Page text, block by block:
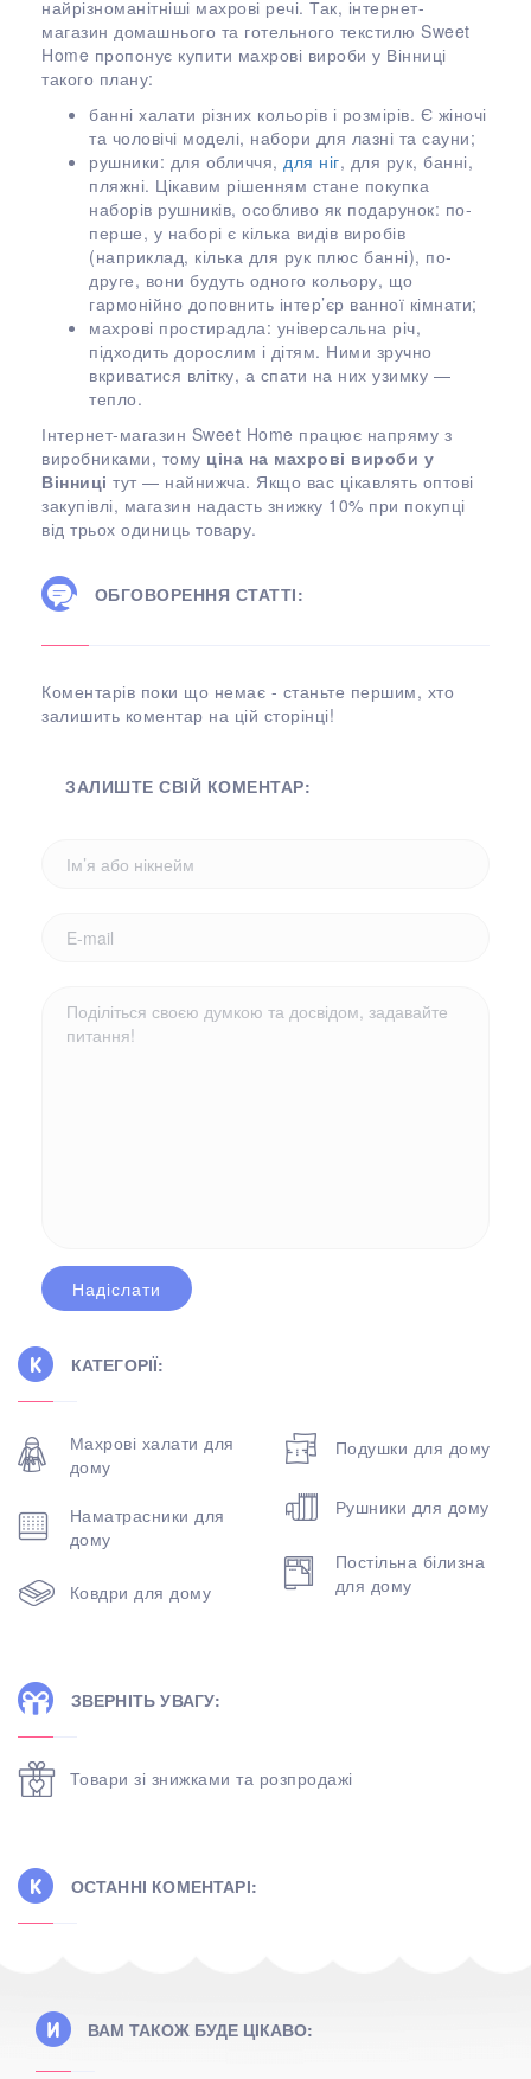
найрізноманітніші махрові речі. Так, інтернет-
магазин домашнього та готельного текстилю Sweet
Home пропонує купити махрові вироби у Вінниці
такого плану:
банні халати різних кольорів і розмірів. Є жіночі
та чоловічі моделі, набори для лазні та сауни;
рушники: для обличчя, для ніг, для рук, банні,
пляжні. Цікавим рішенням стане покупка
наборів рушників, особливо як подарунок: по-
перше, у наборі є кілька видів виробів
(наприклад, кілька для рук плюс банні), по-
друге, вони будуть одного кольору, що
гармонійно доповнить інтер’єр ванної кімнати;
махрові простирадла: універсальна річ,
підходить дорослим і дітям. Ними зручно
вкриватися влітку, а спати на них узимку —
тепло.
Інтернет-магазин Sweet Home працює напряму з
виробниками, тому ціна на махрові вироби у
Вінниці тут — найнижча. Якщо вас цікавлять оптові
закупівлі, магазин надасть знижку 10% при покупці
від трьох одиниць товару.
ОБГОВОРЕННЯ СТАТТІ:
Коментарів поки що немає - станьте першим, хто
залишить коментар на цій сторінці!
ЗАЛИШТЕ СВІЙ КОМЕНТАР:
КАТЕГОРІЇ:
Махрові халати для
дому
Наматрасники для
дому
Ковдри для дому
Подушки для дому
Рушники для дому
Постільна білизна
для дому
ЗВЕРНІТЬ УВАГУ:
Товари зі знижками та розпродажі
ОСТАННІ КОМЕНТАРІ:
ВАМ ТАКОЖ БУДЕ ЦІКАВО: